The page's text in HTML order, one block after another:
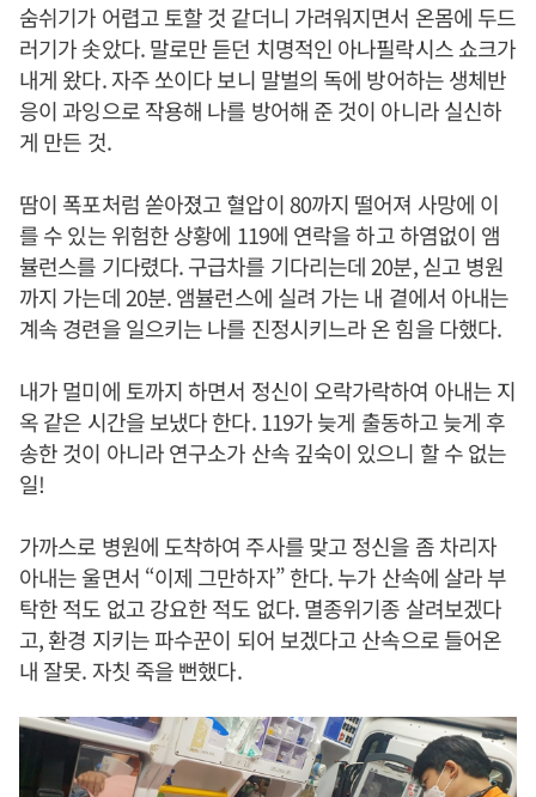
숨쉬기가 어렵고 토할 것 같더니 가려워지면서 온몸에 두드
러기가 솟았다. 말로만 듣던 치명적인 아나필락시스 쇼크가
내게 왔다. 자주 쏘이다 보니 말벌의 독에 방어하는 생체반
응이 과잉으로 작용해 나를 방어해 준 것이 아니라 실신하
게 만든 것.
땀이 폭포처럼 쏟아졌고 혈압이 80까지 떨어져 사망에 이
를 수 있는 위험한 상황에 119에 연락을 하고 하염없이 앰
뷸런스를 기다렸다. 구급차를 기다리는데 20분, 싣고 병원
까지 가는데 20분. 앰뷸런스에 실려 가는 내 곁에서 아내는
계속 경련을 일으키는 나를 진정시키느라 온 힘을 다했다.
내가 멀미에 토까지 하면서 정신이 오락가락하여 아내는 지
옥 같은 시간을 보냈다 한다. 119가 늦게 출동하고 늦게 후
송한 것이 아니라 연구소가 산속 깊숙이 있으니 할 수 없는
일!
가까스로 병원에 도착하여 주사를 맞고 정신을 좀 차리자
아내는 울면서 “이제 그만하자” 한다. 누가 산속에 살라 부
탁한 적도 없고 강요한 적도 없다. 멸종위기종 살려보겠다
고, 환경 지키는 파수꾼이 되어 보겠다고 산속으로 들어온
내 잘못. 자칫 죽을 뻔했다.